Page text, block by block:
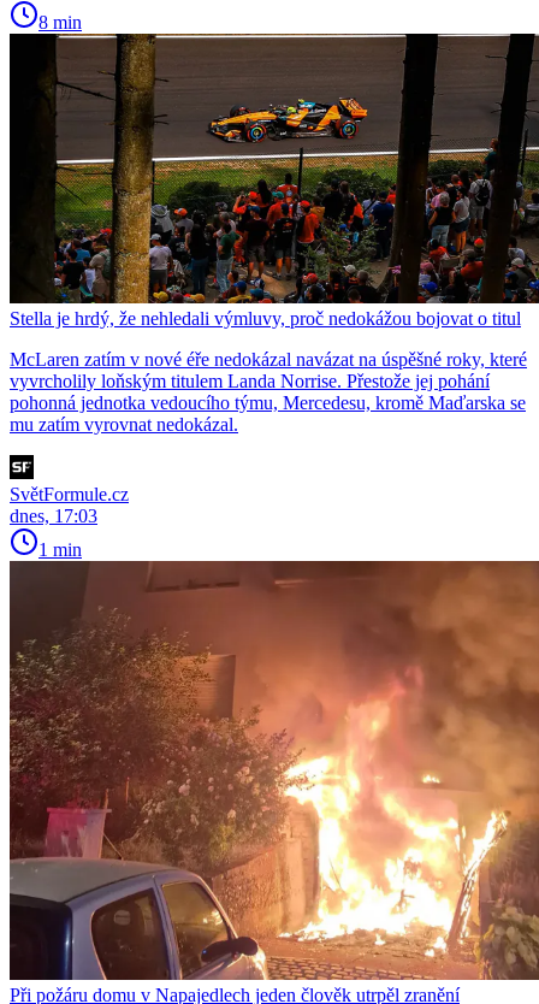
8 min
Stella je hrdý, že nehledali výmluvy, proč nedokážou bojovat o titul
McLaren zatím v nové éře nedokázal navázat na úspěšné roky, které
vyvrcholily loňským titulem Landa Norrise. Přestože jej pohání
pohonná jednotka vedoucího týmu, Mercedesu, kromě Maďarska se
mu zatím vyrovnat nedokázal.
SvětFormule.cz
dnes, 17:03
1 min
Při požáru domu v Napajedlech jeden člověk utrpěl zranění